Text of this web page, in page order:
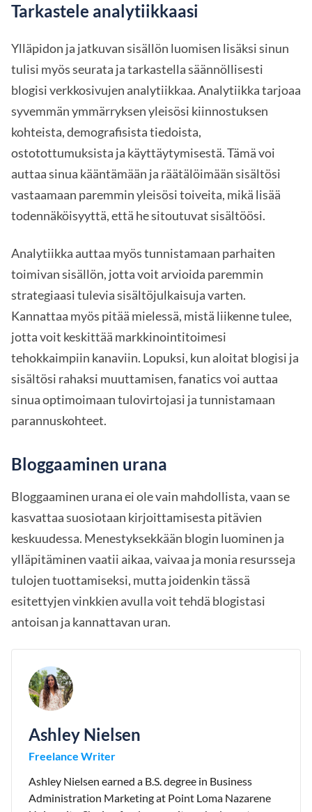
Tarkastele analytiikkaasi
Ylläpidon ja jatkuvan sisällön luomisen lisäksi sinun
tulisi myös seurata ja tarkastella säännöllisesti
blogisi verkkosivujen analytiikkaa. Analytiikka tarjoaa
syvemmän ymmärryksen yleisösi kiinnostuksen
kohteista, demografisista tiedoista,
ostotottumuksista ja käyttäytymisestä. Tämä voi
auttaa sinua kääntämään ja räätälöimään sisältösi
vastaamaan paremmin yleisösi toiveita, mikä lisää
todennäköisyyttä, että he sitoutuvat sisältöösi.
Analytiikka auttaa myös tunnistamaan parhaiten
toimivan sisällön, jotta voit arvioida paremmin
strategiaasi tulevia sisältöjulkaisuja varten.
Kannattaa myös pitää mielessä, mistä liikenne tulee,
jotta voit keskittää markkinointitoimesi
tehokkaimpiin kanaviin. Lopuksi, kun aloitat blogisi ja
sisältösi rahaksi muuttamisen, fanatics voi auttaa
sinua optimoimaan tulovirtojasi ja tunnistamaan
parannuskohteet.
Bloggaaminen urana
Bloggaaminen urana ei ole vain mahdollista, vaan se
kasvattaa suosiotaan kirjoittamisesta pitävien
keskuudessa. Menestyksekkään blogin luominen ja
ylläpitäminen vaatii aikaa, vaivaa ja monia resursseja
tulojen tuottamiseksi, mutta joidenkin tässä
esitettyjen vinkkien avulla voit tehdä blogistasi
antoisan ja kannattavan uran.
Ashley Nielsen
Freelance Writer
Ashley Nielsen earned a B.S. degree in Business
Administration Marketing at Point Loma Nazarene